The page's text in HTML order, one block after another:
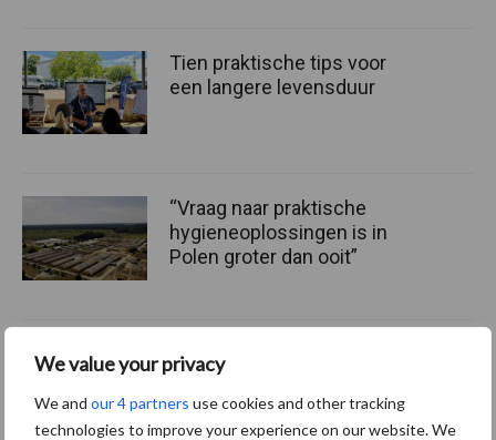
We value your privacy
We and our 4 partners use cookies and other tracking
technologies to improve your experience on our website. We
Tien praktische tips voor
een langere levensduur
“Vraag naar praktische
hygieneoplossingen is in
Polen groter dan ooit”
Diergezondheid Bemesting